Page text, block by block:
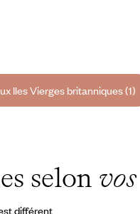
Iles Vierges britanniques (1)
selon
différent